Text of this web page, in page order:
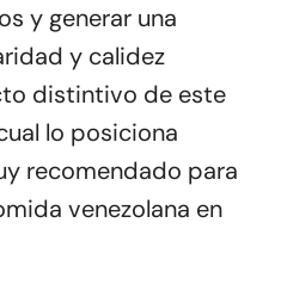
y generar una
y calidez
distintivo de este
lo posiciona
recomendado para
venezolana en